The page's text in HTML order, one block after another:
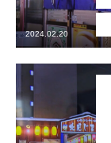
2024.02.20